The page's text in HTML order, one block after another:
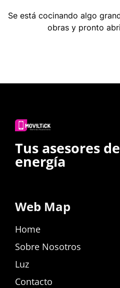
Se está cocinando algo
obras y pronto
Tus asesores
energía
Web Map
Home
Sobre Nosotros
Luz
Contacto